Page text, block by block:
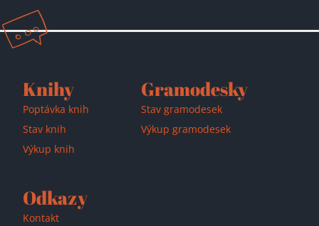
Knihy
Poptávka knih
Stav knih
Výkup knih
Gramodesky
Stav gramodesek
Výkup gramodesek
Odkazy
Kontakt